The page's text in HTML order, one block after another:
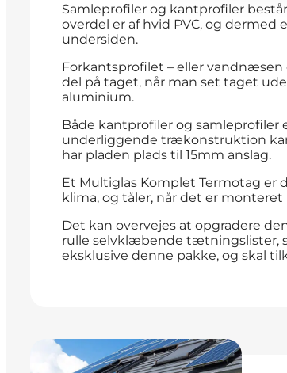
Samleprofiler og kantprofiler
overdel er af hvid PVC, og
undersiden.
Forkantsprofilet – eller
del på taget, når man set taget
aluminium.
Både kantprofiler og samleprofiler
underliggende trækonstruktion
har pladen plads til 15mm anslag.
Et Multiglas Komplet Termotag
klima, og tåler, når det er
Det kan overvejes at opgradere
rulle selvklæbende tætningslister,
eksklusive denne pakke, og skal